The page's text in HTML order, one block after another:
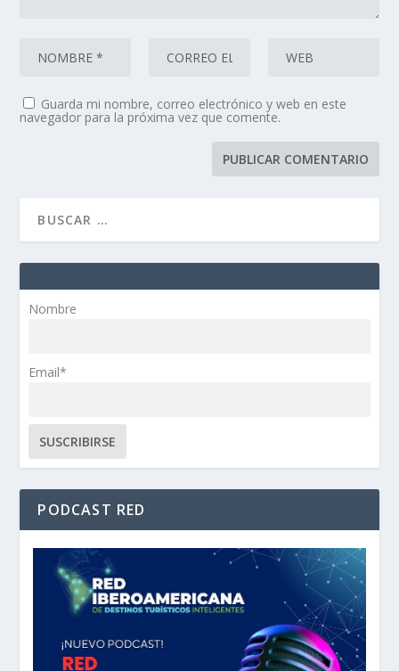
Guarda mi nombre, correo electrónico y web en este
navegador para la próxima vez que comente.
Nombre
Email*
PODCAST RED